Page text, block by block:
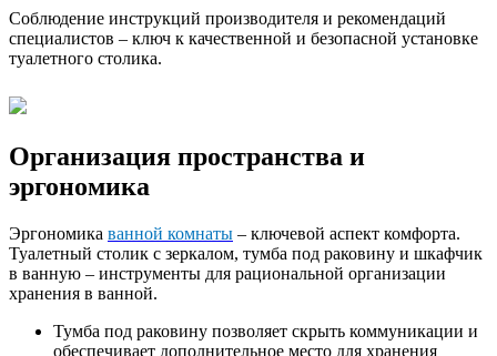
Соблюдение инструкций производителя и рекомендаций
специалистов – ключ к качественной и безопасной установке
туалетного столика.
Организация пространства и
эргономика
Эргономика ванной комнаты – ключевой аспект комфорта.
Туалетный столик с зеркалом, тумба под раковину и шкафчик
в ванную – инструменты для рациональной организации
хранения в ванной.
Тумба под раковину позволяет скрыть коммуникации и
обеспечивает дополнительное место для хранения